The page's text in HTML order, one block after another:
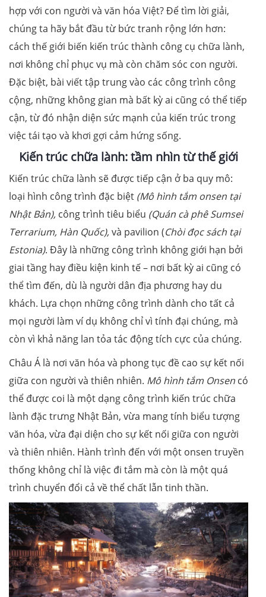
hợp với con người và văn hóa Việt? Để tìm lời giải,
chúng ta hãy bắt đầu từ bức tranh rộng lớn hơn:
cách thế giới biến kiến trúc thành công cụ chữa lành,
nơi không chỉ phục vụ mà còn chăm sóc con người.
Đặc biệt, bài viết tập trung vào các công trình công
cộng, những không gian mà bất kỳ ai cũng có thể tiếp
cận, từ đó nhận diện sức mạnh của kiến trúc trong
việc tái tạo và khơi gợi cảm hứng sống.
Kiến trúc chữa lành: tầm nhìn từ thế giới
Kiến trúc chữa lành sẽ được tiếp cận ở ba quy mô:
loại hình công trình đặc biệt (Mô hình tắm onsen tại
Nhật Bản), công trình tiêu biểu (Quán cà phê Sumsei
Terrarium, Hàn Quốc),và pavilion (Chòi đọc sách tại
Estonia). Đây là những công trình không giới hạn bởi
giai tầng hay điều kiện kinh tế – nơi bất kỳ ai cũng có
thể tìm đến, dù là người dân địa phương hay du
khách. Lựa chọn những công trình dành cho tất cả
mọi người làm ví dụ không chỉ vì tính đại chúng, mà
còn vì khả năng lan tỏa tác động tích cực của chúng.
Châu Á là nơi văn hóa và phong tục đề cao sự kết nối
giữa con người và thiên nhiên. Mô hình tắm Onsen có
thể được coi là một dạng công trình kiến trúc chữa
lành đặc trưng Nhật Bản, vừa mang tính biểu tượng
văn hóa, vừa đại diện cho sự kết nối giữa con người
và thiên nhiên. Hành trình đến với một onsen truyền
thống không chỉ là việc đi tắm mà còn là một quá
trình chuyển đổi cả về thể chất lẫn tinh thần.